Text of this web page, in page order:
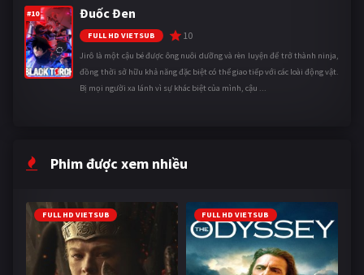
#10 Đuốc Đen
FULL HD VIETSUB 10
Jirô là một cậu bé được ông nuôi dưỡng và rèn luyện để trở thành ninja,
đồng thời sở hữu khả năng đặc biệt có thể giao tiếp với các loài động vật.
Bị mọi người xa lánh vì sự khác biệt của mình, cậu ...
Phim được xem nhiều
FULL HD VIETSUB FULL HD VIETSUB